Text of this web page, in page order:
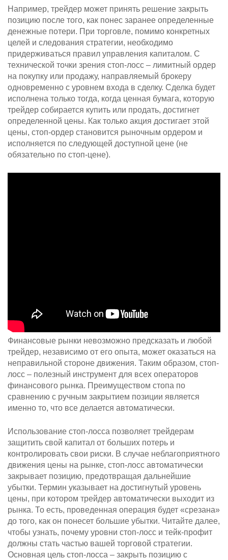
Например, трейдер может принять решение закрыть
позицию после того, как понес заранее определенные
денежные потери. При торговле, помимо конкретных
целей и следования стратегии, необходимо
придерживаться правил управления капиталом. С
технической точки зрения стоп-лосс – лимитный ордер
на покупку или продажу, направляемый брокеру
одновременно с уровнем входа в сделку. Сделка будет
исполнена только тогда, когда ценная бумага, которую
трейдер собирается купить или продать, достигнет
определенной цены. Как только акция достигает этой
цены, стоп-ордер становится рыночным ордером и
исполняется по следующей доступной цене (не
обязательно по стоп-цене).
Финансовые рынки невозможно предсказать и любой
трейдер, независимо от его опыта, может оказаться на
неправильной стороне движения. Таким образом, стоп-
лосс – полезный инструмент для всех операторов
финансового рынка. Преимуществом стопа по
сравнению с ручным закрытием позиции является
именно то, что все делается автоматически.
Использование стоп-лосса позволяет трейдерам
защитить свой капитал от больших потерь и
контролировать свои риски. В случае неблагоприятного
движения цены на рынке, стоп-лосс автоматически
закрывает позицию, предотвращая дальнейшие
убытки. Термин указывает на достигнутый уровень
цены, при котором трейдер автоматически выходит из
рынка. То есть, проведенная операция будет «срезана»
до того, как он понесет большие убытки. Читайте далее,
чтобы узнать, почему уровни стоп-лосс и тейк-профит
должны стать частью вашей торговой стратегии.
Основная цель стоп-лосса – закрыть позицию с